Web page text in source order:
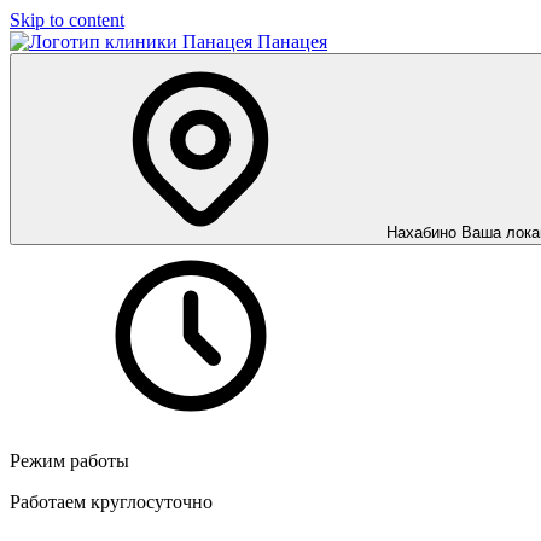
Skip to content
Панацея
Нахабино Ваша
Режим работы
Работаем круглосуточно